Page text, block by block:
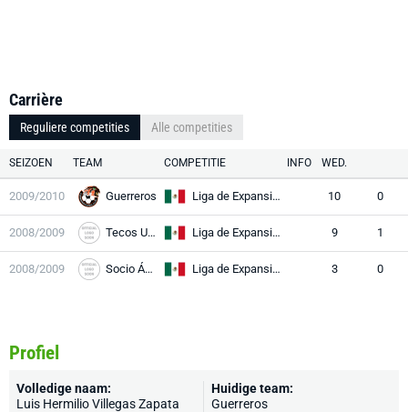
Carrière
Reguliere competities Alle competities
SEIZOEN TEAM COMPETITIE INFO WED.
2009/2010 Guerreros Liga de Expansión MX 10 0
2008/2009 Tecos UAG II Liga de Expansión MX 9 1
2008/2009 Socio Águila Liga de Expansión MX 3 0
Profiel
Volledige naam:
Luis Hermilio Villegas Zapata
Huidige team:
Guerreros